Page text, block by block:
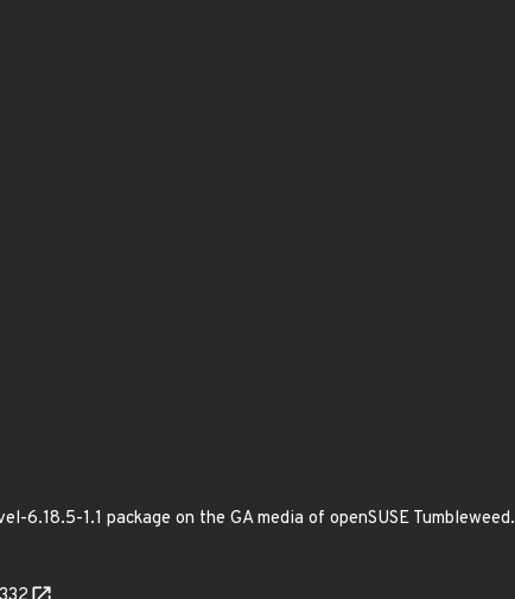
1.1 package on the GA media of openSUSE Tumbleweed.